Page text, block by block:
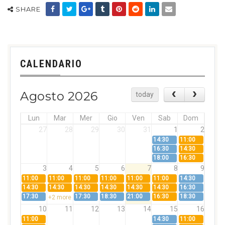
SHARE
CALENDARIO
Agosto 2026 today
Lun Mar Mer Gio Ven Sab
Dom
27
28 29 30 31 1 2
14:30
11:00
16:30
14:30
18:00
16:30
3 4 5 6 7 8 9
11:00 11:00 11:00 11:00 11:00 11:00
14:30
14:30
14:30 14:30 14:30 14:30 14:30
16:30
17:30
+2 more 17:30 18:30 21:00 16:30 18:30
10 11 12 13 14 15 16
11:00 14:30
11:00